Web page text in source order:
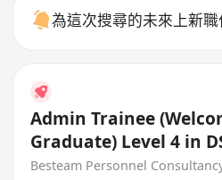
為這次搜尋的未來上新
Admin Trainee
Graduate) Level 4 in
English (18K)
Besteam Personnel